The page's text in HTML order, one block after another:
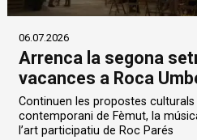
06.07.2026
Arrenca la segona
vacances a Roca
Continuen les propostes culturals
contemporani de Fèmut, la
l’art participatiu de Roc Parés